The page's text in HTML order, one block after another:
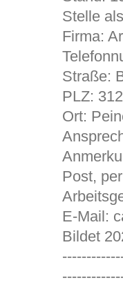
Stelle
Firma:
Straße:
PLZ:
Ort:
Post,
E-Mail:
Bildet